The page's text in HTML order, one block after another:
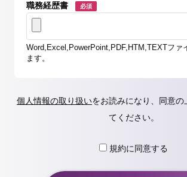
職務経歴書 必須
Word,Excel,PowerPoint,PDF,HTM,TEXTファ
ます。
個人情報の取り扱いをお読みになり、同意の
てください。
規約に同意する